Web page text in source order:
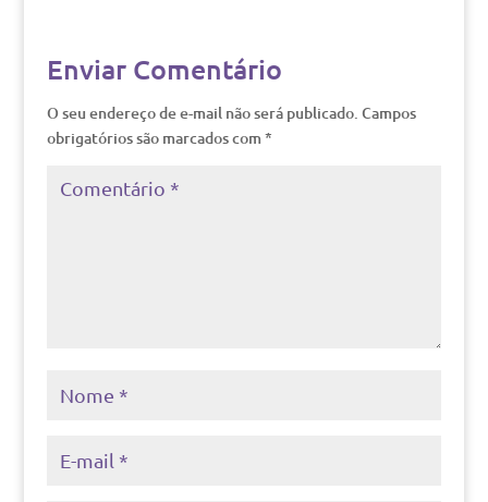
Enviar Comentário
O seu endereço de e-mail não será publicado. Campos
obrigatórios são marcados com *